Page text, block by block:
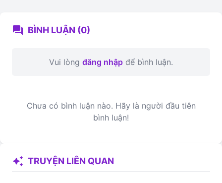
forum BÌNH LUẬN (0)
Vui lòng đăng nhập để bình luận.
Chưa có bình luận nào. Hãy là người đầu tiên
bình luận!
auto_awesome TRUYỆN LIÊN QUAN